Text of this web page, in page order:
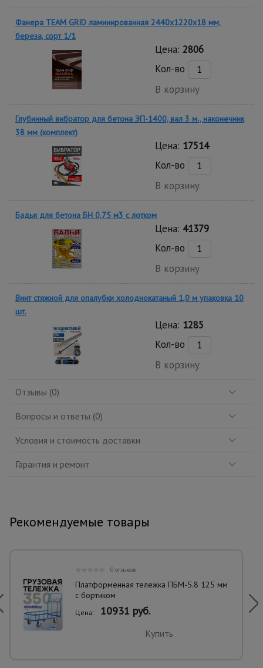
Фанера TEAM GRID ламинированная 2440х1220х18 мм,
береза, сорт 1/1
Цена: 2806
Кол-во
В корзину
Глубинный вибратор для бетона ЭП-1400, вал 3 м., наконечник
38 мм (комплект)
Цена: 17514
Кол-во
В корзину
Бадья для бетона БН 0,75 м3 с лотком
Цена: 41379
Кол-во
В корзину
Винт стяжной для опалубки холоднокатаный 1,0 м упаковка 10
шт.
Цена: 1285
Кол-во
В корзину
Отзывы (0)
Вопросы и ответы (0)
Условия и стоимость доставки
Гарантия и ремонт
Рекомендуемые товары
0 отзывов
Платформенная тележка ПБМ-5.8 125 мм
с бортиком
Цена: 10931 руб.
Купить